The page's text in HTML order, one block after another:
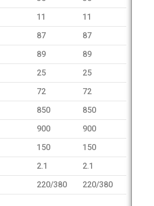
11
11
87
87
89
89
25
25
72
72
850
850
900
900
150
150
2.1
2.1
220/380 220/380